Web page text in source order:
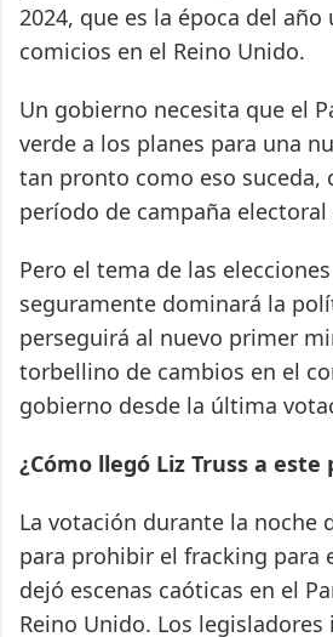
2024, que es la época del año
comicios en el Reino Unido.
Un gobierno necesita que el
verde a los planes para una
tan pronto como eso suceda,
período de campaña electoral
Pero el tema de las
seguramente dominará la
perseguirá al nuevo primer
torbellino de cambios en el
gobierno desde la última
¿Cómo llegó Liz Truss a este
La votación durante la noche
para prohibir el fracking para
dejó escenas caóticas en el
Reino Unido. Los